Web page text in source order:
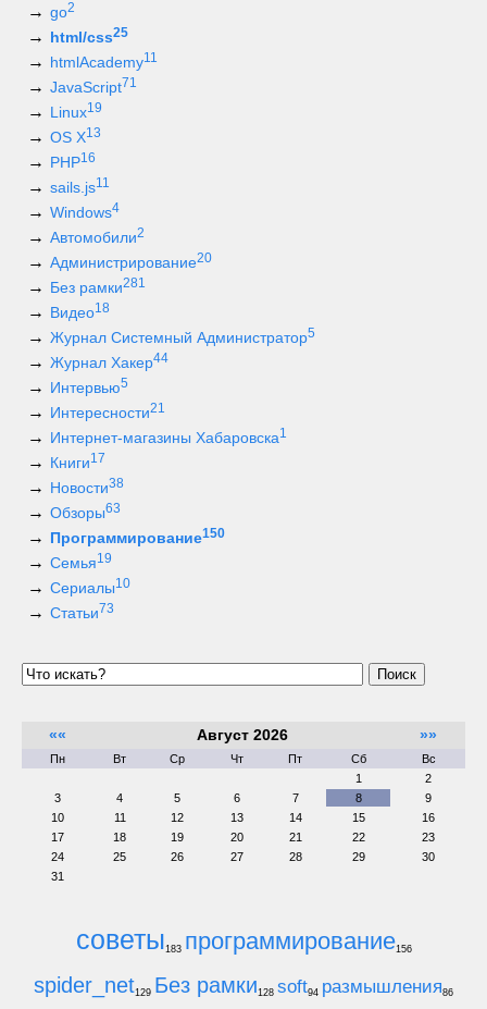
go2
html/css25
htmlAcademy11
JavaScript71
Linux19
OS X13
PHP16
sails.js11
Windows4
Автомобили2
Администрирование20
Без рамки281
Видео18
Журнал Системный Администратор5
Журнал Хакер44
Интервью5
Интересности21
Интернет-магазины Хабаровска1
Книги17
Новости38
Обзоры63
Программирование150
Семья19
Сериалы10
Статьи 73
Поиск
«« Август 2026 »»
Пн Вт Ср Чт Пт Сб
Вс
1
2
3
4 5 6 7 8
9
10
11 12 13 14 15
16
17
18 19 20 21 22
23
24
25 26 27 28 29
30
31
советы183 программирование156
spider_net129 Без рамки128 soft94 размышления86